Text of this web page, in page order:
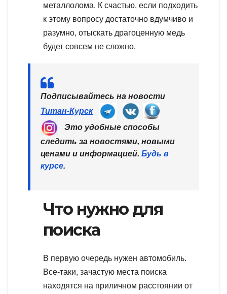
металлолома. К счастью, если подходить
к этому вопросу достаточно вдумчиво и
разумно, отыскать драгоценную медь
будет совсем не сложно.
Подписывайтесь на новости
Титан-Курск
Это удобные способы
следить за новостями, новыми
ценами и информацией. Будь в
курсе.
Что нужно для
поиска
В первую очередь нужен автомобиль.
Все-таки, зачастую места поиска
находятся на приличном расстоянии от